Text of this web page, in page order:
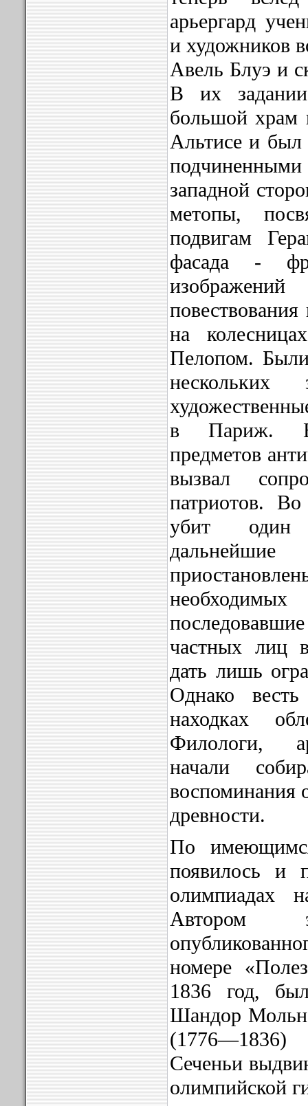
арьергард
и художников
Авель Блуэ и
В их
большой храм
Альтисе и был
западной
метопы,
подвигам
фасада -
на
Пелопом.
нескольких
в Париж.
предметов
вызвал
патриотов.
убит один
частных лиц
дать лишь
Однако весть
находках
Филологи,
начали
воспоминания
древности.
По
появилось и
олимпиадах
Автором
номере
1836 год, был
Шандор
Сеченьи
олимпийской